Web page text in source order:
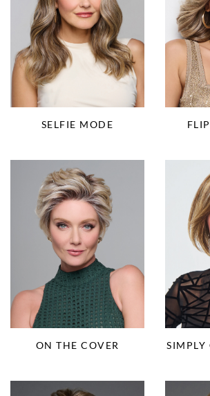
SELFIE MODE
ON THE COVER SIMPLY